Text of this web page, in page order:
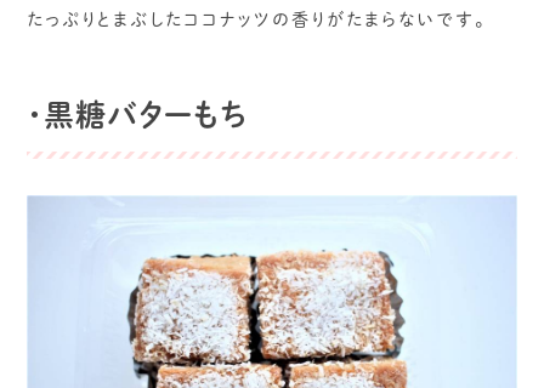
たっぷりとまぶしたココナッツの香りがたまらないです。
・黒糖バターもち